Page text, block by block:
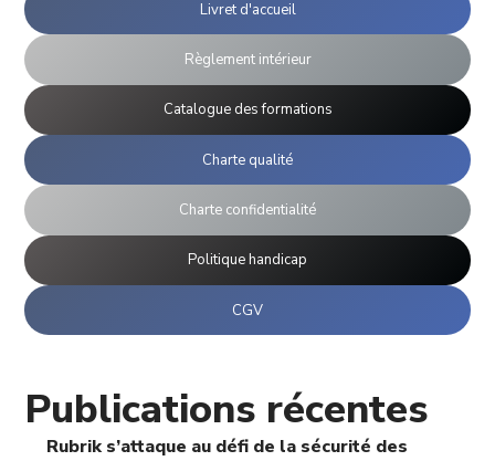
Livret d'accueil
Règlement intérieur
Catalogue des formations
Charte qualité
Charte confidentialité
Politique handicap
CGV
Publications récentes
Rubrik s’attaque au défi de la sécurité des